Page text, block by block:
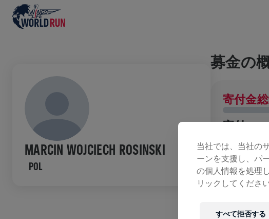
MARCIN WOJCIECH ROSINSKI
POL
募金の
寄付金総
寄付
寄付で世界
法研究へ送
ランの
当社では、当社の
ーンを支援し、パ
の個人情報を処理
リックしてくださ
すべて拒否する